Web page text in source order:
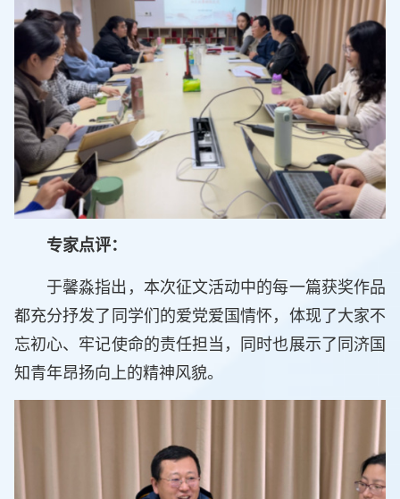
专家点评：
于馨淼指出，本次征文活动中的每一篇获奖作品
都充分抒发了同学们的爱党爱国情怀，体现了大家不
忘初心、牢记使命的责任担当，同时也展示了同济国
知青年昂扬向上的精神风貌。